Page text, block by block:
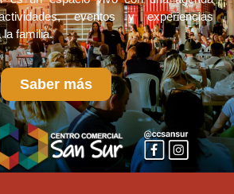
eventos y experiencias
la familia.
Saber más